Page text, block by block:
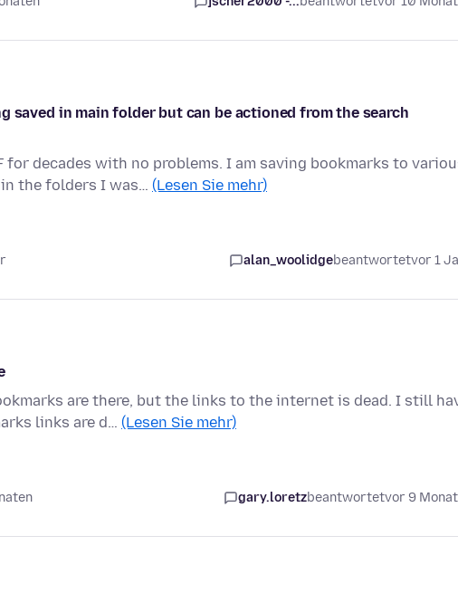
saved in main folder but can be actioned from the search
for decades with no problems. I am saving bookmarks to
the folders I was… (Lesen Sie mehr)
alan_woolidgebeantwortetvor 1
are there, but the links to the internet is dead. I still
links are d… (Lesen Sie mehr)
gary.loretzbeantwortetvor 9